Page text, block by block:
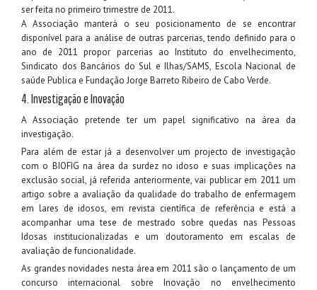
ser feita no primeiro trimestre de 2011.
A Associação manterá o seu posicionamento de se encontrar
disponível para a análise de outras parcerias, tendo definido para o
ano de 2011 propor parcerias ao Instituto do envelhecimento,
Sindicato dos Bancários do Sul e Ilhas/SAMS, Escola Nacional de
saúde Publica e Fundação Jorge Barreto Ribeiro de Cabo Verde.
4. Investigação e Inovação
A Associação pretende ter um papel significativo na área da
investigação.
Para além de estar já a desenvolver um projecto de investigação
com o BIOFIG na área da surdez no idoso e suas implicações na
exclusão social, já referida anteriormente, vai publicar em 2011 um
artigo sobre a avaliação da qualidade do trabalho de enfermagem
em lares de idosos, em revista científica de referência e está a
acompanhar uma tese de mestrado sobre quedas nas Pessoas
Idosas institucionalizadas e um doutoramento em escalas de
avaliação de funcionalidade.
As grandes novidades nesta área em 2011 são o lançamento de um
concurso internacional sobre Inovação no envelhecimento